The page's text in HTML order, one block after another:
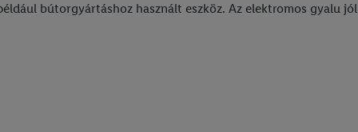
bútorgyártáshoz használt eszköz. Az elektromos gyalu